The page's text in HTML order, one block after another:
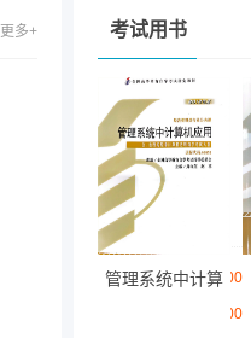
更多+ 考试用书
管理系统中计算
￥41.00
￥41.00